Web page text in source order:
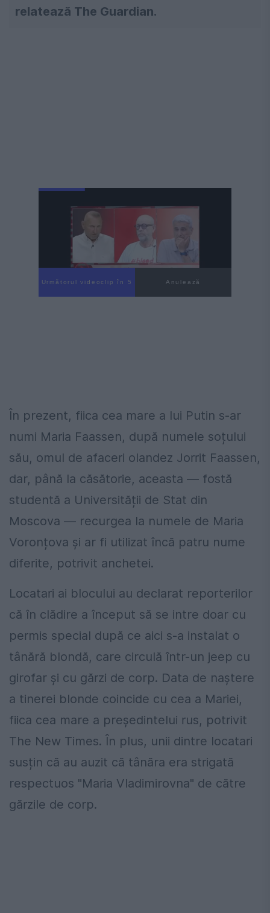
relatează The Guardian.
Următorul videoclip în 4 Anulează
În prezent, fiica cea mare a lui Putin s-ar
numi Maria Faassen, după numele soțului
său, omul de afaceri olandez Jorrit Faassen,
dar, până la căsătorie, aceasta — fostă
studentă a Universității de Stat din
Moscova — recurgea la numele de Maria
Voronțova și ar fi utilizat încă patru nume
diferite, potrivit anchetei.
Locatari ai blocului au declarat reporterilor
că în clădire a început să se intre doar cu
permis special după ce aici s-a instalat o
tânără blondă, care circulă într-un jeep cu
girofar și cu gărzi de corp. Data de naștere
a tinerei blonde coincide cu cea a Mariei,
fiica cea mare a președintelui rus, potrivit
The New Times. În plus, unii dintre locatari
susțin că au auzit că tânăra era strigată
respectuos "Maria Vladimirovna" de către
gărzile de corp.